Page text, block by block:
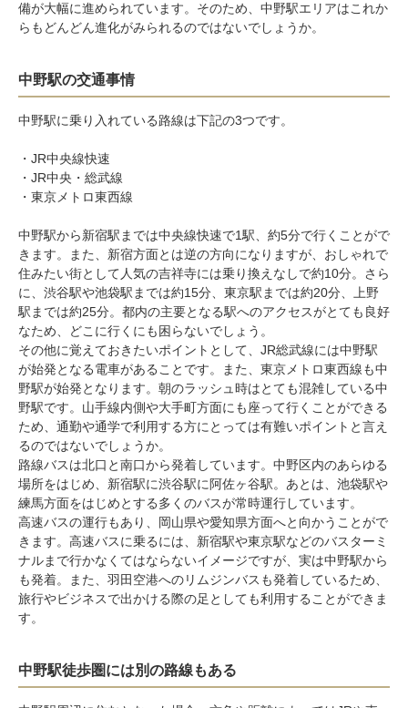
備が大幅に進められています。そのため、中野駅エリアはこれか
らもどんどん進化がみられるのではないでしょうか。
中野駅の交通事情
中野駅に乗り入れている路線は下記の3つです。
・JR中央線快速
・JR中央・ 総武線
・東京メトロ東西線
中野駅から新宿駅までは中央線快速で1駅、約5分で行くことがで
きます。また、新宿方面とは逆の方向になりますが、おしゃれで
住みたい街として人気の吉祥寺には乗り換えなしで約10分。さら
に、 渋谷駅や池袋駅 までは約15分、 東京駅 までは約20分、
上野
駅 までは約25分。都内の主要となる駅へのアクセスがとても良好
なため、どこに行くにも困らないでしょう。
その他に覚えておきたいポイントとして、JR総武線には中野駅
が始発となる電車があることです。また、東京メトロ東西線も中
野駅が始発となります。朝のラッシュ時はとても混雑している中
野駅です。山手線内側や大手町方面にも座って行くことができる
ため、通勤や通学で利用する方にとっては有難いポイントと言え
るのではないでしょうか。
路線バスは北口と南口から発着しています。中野区内のあらゆる
場所をはじめ、新宿駅に渋谷駅に 阿佐ヶ谷駅。あとは、池袋駅や
練馬方面をはじめとする多くのバスが常時運行しています。
高速バスの運行もあり、岡山県や愛知県方面へと向かうことがで
きます。高速バスに乗るには、新宿駅や東京駅などのバスターミ
ナルまで行かなくてはならないイメージですが、実は中野駅から
も発着。また、羽田空港へのリムジンバスも発着しているため、
旅行やビジネスで出かける際の足としても利用することができま
す。
中野駅徒歩圏には別の路線もある